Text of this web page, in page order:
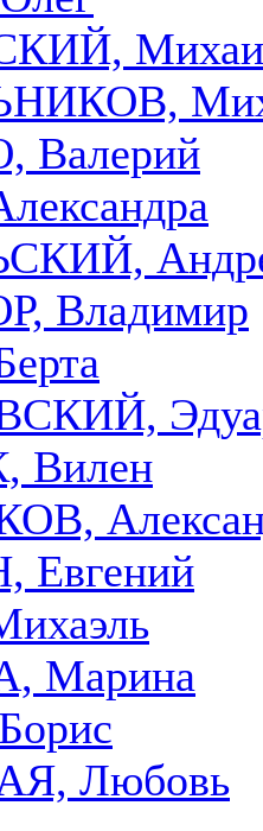
Валерий
Владимир
Вилен
Евгений
Марина
Любовь